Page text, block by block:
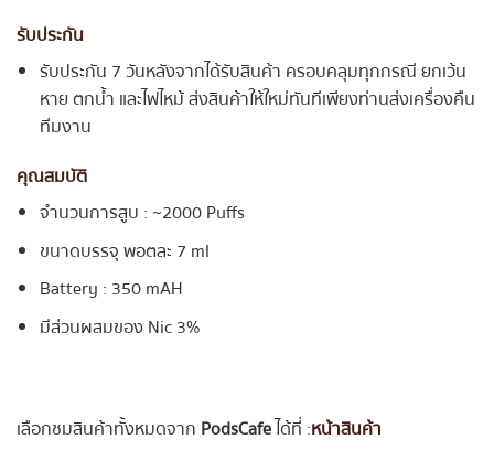
รับประกัน
รับประกัน 7 วันหลังจากได้รับสินค้า ครอบคลุมทุกกรณี ยกเว้น
หาย ตกน้ำ และไฟไหม้ ส่งสินค้าให้ใหม่ทันทีเพียงท่านส่งเครื่องคืน
ทีมงาน
คุณสมบัติ
จำนวนการสูบ : ~2000 Puffs
ขนาดบรรจุ พอตละ 7 ml
Battery : 350 mAH
มีส่วนผสมของ Nic 3%
เลือกชมสินค้าทั้งหมดจาก PodsCafeได้ที่ :หน้าสินค้า